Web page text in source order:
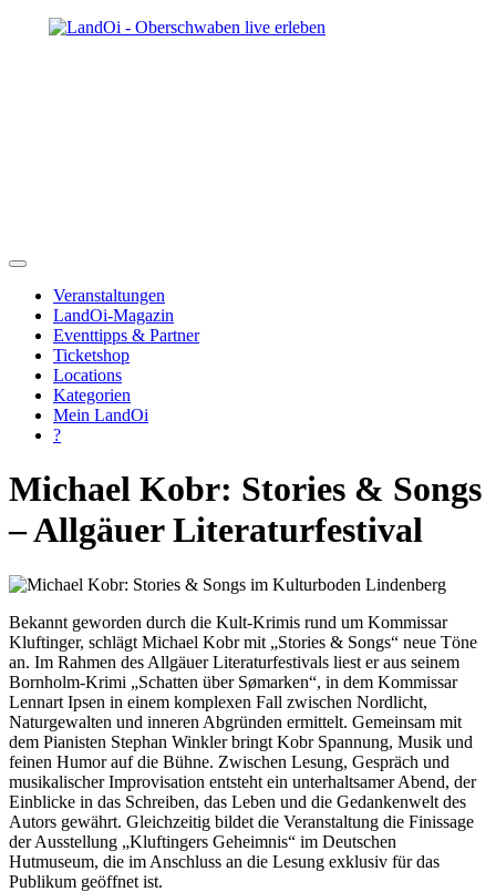
Veranstaltungen
LandOi-Magazin
Eventtipps & Partner
Ticketshop
Locations
Kategorien
Mein LandOi
?
Michael Kobr: Stories & Songs
– Allgäuer Literaturfestival
Bekannt geworden durch die Kult-Krimis rund um Kommissar
Kluftinger, schlägt Michael Kobr mit „Stories & Songs“ neue Töne
an. Im Rahmen des Allgäuer Literaturfestivals liest er aus seinem
Bornholm-Krimi „Schatten über Sømarken“, in dem Kommissar
Lennart Ipsen in einem komplexen Fall zwischen Nordlicht,
Naturgewalten und inneren Abgründen ermittelt. Gemeinsam mit
dem Pianisten Stephan Winkler bringt Kobr Spannung, Musik und
feinen Humor auf die Bühne. Zwischen Lesung, Gespräch und
musikalischer Improvisation entsteht ein unterhaltsamer Abend, der
Einblicke in das Schreiben, das Leben und die Gedankenwelt des
Autors gewährt. Gleichzeitig bildet die Veranstaltung die Finissage
der Ausstellung „Kluftingers Geheimnis“ im Deutschen
Hutmuseum, die im Anschluss an die Lesung exklusiv für das
Publikum geöffnet ist.